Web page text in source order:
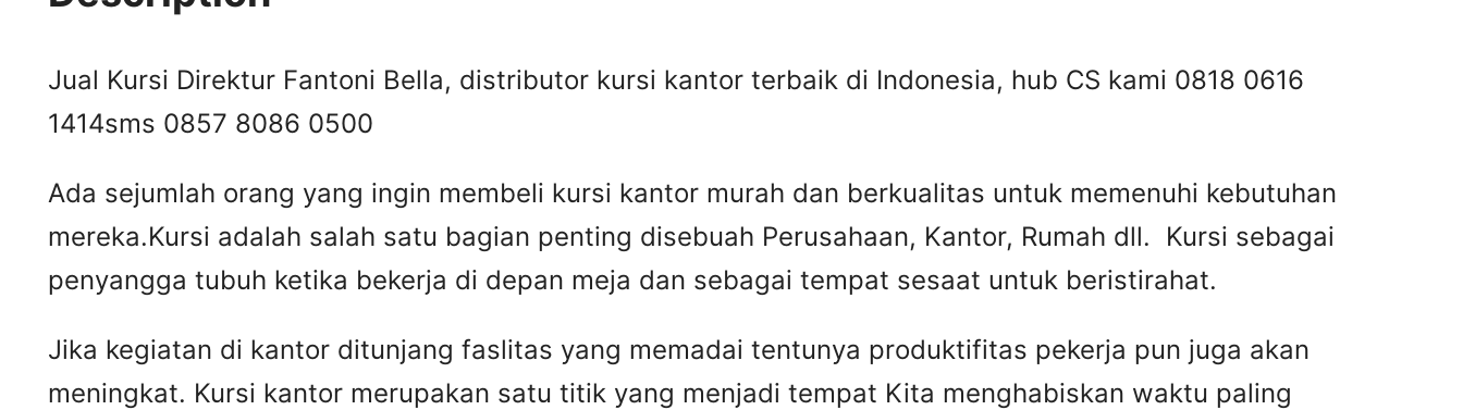
Jual Kursi Direktur Fantoni Bella, distributor kursi kantor terbaik di Indonesia, hub CS kami 0818 0616
1414sms 0857 8086 0500
Ada sejumlah orang yang ingin membeli kursi kantor murah dan berkualitas untuk memenuhi kebutuhan
mereka.Kursi adalah salah satu bagian penting disebuah Perusahaan, Kantor, Rumah dll. Kursi sebagai
penyangga tubuh ketika bekerja di depan meja dan sebagai tempat sesaat untuk beristirahat.
Jika kegiatan di kantor ditunjang faslitas yang memadai tentunya produktifitas pekerja pun juga akan
meningkat. Kursi kantor merupakan satu titik yang menjadi tempat Kita menghabiskan waktu paling